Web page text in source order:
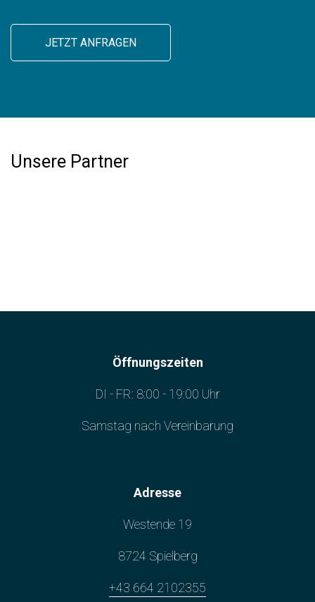
JETZT ANFRAGEN
Unsere Partner
Adresse
Westende 19
8724 Spielberg
+43 664 2102355
Öffnungszeiten
DI - FR: 8:00 - 19:00 Uhr
Samstag nach Vereinbarung